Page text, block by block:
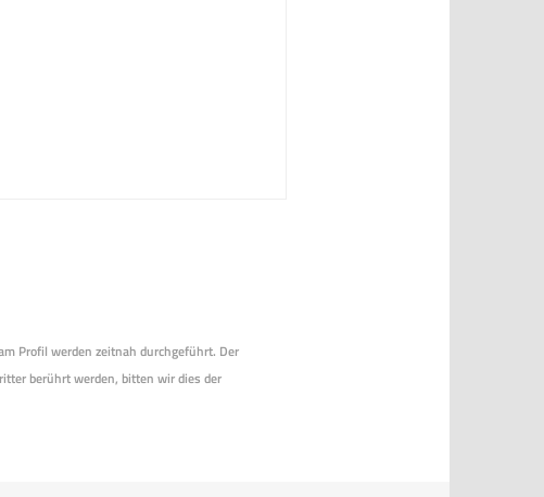
Profil werden zeitnah durchgeführt. Der
berührt werden, bitten wir dies der